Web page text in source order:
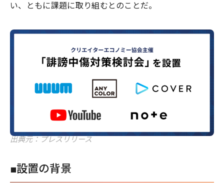
い、ともに課題に取り組むとのことだ。
出典元：プレスリリース
■設置の背景